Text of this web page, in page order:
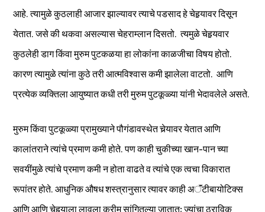
आहे. त्यामुळे कुठलाही आजार झाल्यावर त्याचे पडसाद हे चेहर्‍यावर दिसून
येतात. जसे की थकवा असल्यास चेहराम्लान दिसतो. त्यमुळे चेहर्‍यवार
कुठलेही डाग किंवा मुरुम पुटकळया हा लोकांना काळजीचा विषय होतो.
कारण त्यामुळे त्यांना कुठे तरी आत्मविश्वास कमी झालेला वाटतो. आणि
प्रत्येक व्यक्तिला आयुष्यात कधी तरी मुरुम पुटकूळ्या यांनी भेदावलेले असते.
मुरुम किंवा पुटकूळ्या प्रामुख्याने पौगंडावस्थेत चेर्‍यावर येतात आणि
कालांतराने त्यांचे प्रमाण कमी होते. पण काही चुकीच्या खान-पान च्या
सवयींमुळे त्यांचे प्रमाण कमी न होता वाढते व त्यांचे एक त्वचा विकारात
रूपांतर होते. आधुनिक औषध शस्त्रानुसार त्यावर काही अॅंटीबायोटिक्स
आणि आणि चेहर्‍याला लावला क्रीम सांगितल्या जातात; ज्यांचा ठराविक